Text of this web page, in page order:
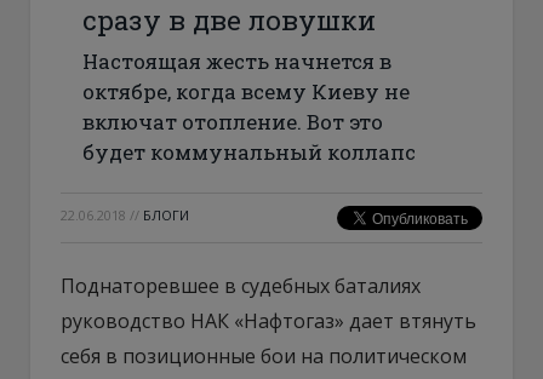
сразу в две ловушки
Настоящая жесть начнется в
октябре, когда всему Киеву не
включат отопление. Вот это
будет коммунальный коллапс
22.06.2018 // БЛОГИ
Поднаторевшее в судебных баталиях
руководство НАК «Нафтогаз» дает втянуть
себя в позиционные бои на политическом